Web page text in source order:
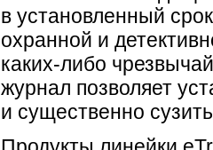
в установленный
охранной и
каких-либо
журнал позволяет
и существенно